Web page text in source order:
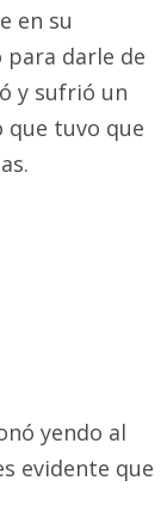
en su
para darle de
y sufrió un
que tuvo que
yendo al
evidente que